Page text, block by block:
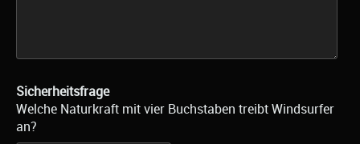
Sicherheitsfrage
Welche Naturkraft mit vier Buchstaben treibt Windsurfer
an?